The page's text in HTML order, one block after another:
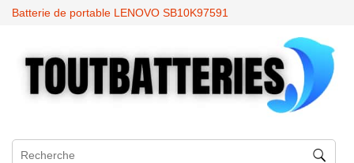
Batterie de portable LENOVO SB10K97591